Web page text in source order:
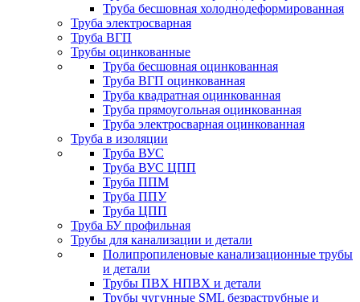
Труба бесшовная холоднодеформированная
Труба электросварная
Труба ВГП
Трубы оцинкованные
Труба бесшовная оцинкованная
Труба ВГП оцинкованная
Труба квадратная оцинкованная
Труба прямоугольная оцинкованная
Труба электросварная оцинкованная
Труба в изоляции
Труба ВУС
Труба ВУС ЦПП
Труба ППМ
Труба ППУ
Труба ЦПП
Труба БУ профильная
Трубы для канализации и детали
Полипропиленовые канализационные трубы
и детали
Трубы ПВХ НПВХ и детали
Трубы чугунные SML безраструбные и